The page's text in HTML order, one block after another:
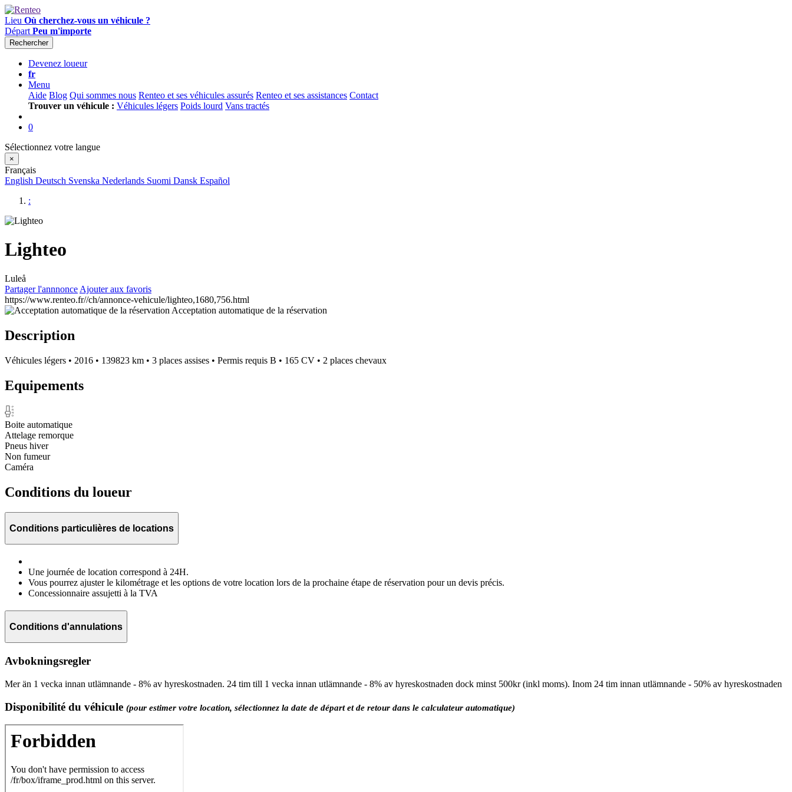
Lieu Où cherchez-vous un véhicule ?
Départ Peu m'importe
Rechercher
Devenez loueur
fr
Menu
Aide Blog Qui sommes nous Renteo et ses véhicules assurés Renteo et ses assistances Contact
Trouver un véhicule : Véhicules légers Poids lourd Vans tractés
0
Sélectionnez votre langue
×
Français
English Deutsch Svenska Nederlands Suomi Dansk Español
:
Lighteo
Luleå
Partager l'annnonce Ajouter aux favoris
https://www.renteo.fr//ch/annonce-vehicule/lighteo,1680,756.html
Acceptation automatique de la réservation
Description
Véhicules légers • 2016 • 139823 km • 3 places assises • Permis requis B • 165 CV • 2 places chevaux
Equipements
Boite automatique
Attelage remorque
Pneus hiver
Non fumeur
Caméra
Conditions du loueur
Conditions particulières de locations
Une journée de location correspond à 24H.
Vous pourrez ajuster le kilométrage et les options de votre location lors de la prochaine étape de réservation pour un devis précis.
Concessionnaire assujetti à la TVA
Conditions d'annulations
Avbokningsregler
Mer än 1 vecka innan utlämnande - 8% av hyreskostnaden. 24 tim till 1 vecka innan utlämnande - 8% av hyreskostnaden dock minst 500kr (inkl moms). Inom 24 tim innan utlämnande - 50% av hyreskostnaden
Disponibilité du véhicule (pour estimer votre location, sélectionnez la date de départ et de retour dans le calculateur automatique)